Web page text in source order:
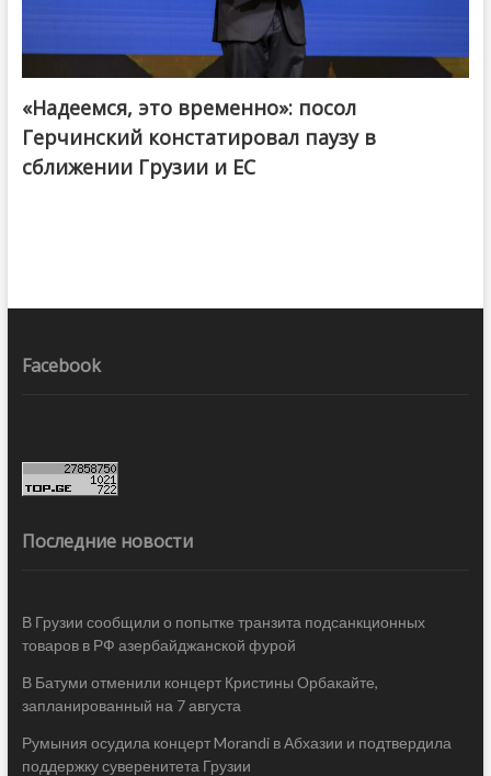
«Надеемся, это временно»: посол
Герчинский констатировал паузу в
сближении Грузии и ЕС
Facebook
Последние новости
В Грузии сообщили о попытке транзита подсанкционных
товаров в РФ азербайджанской фурой
В Батуми отменили концерт Кристины Орбакайте,
запланированный на 7 августа
Румыния осудила концерт Morandi в Абхазии и подтвердила
поддержку суверенитета Грузии